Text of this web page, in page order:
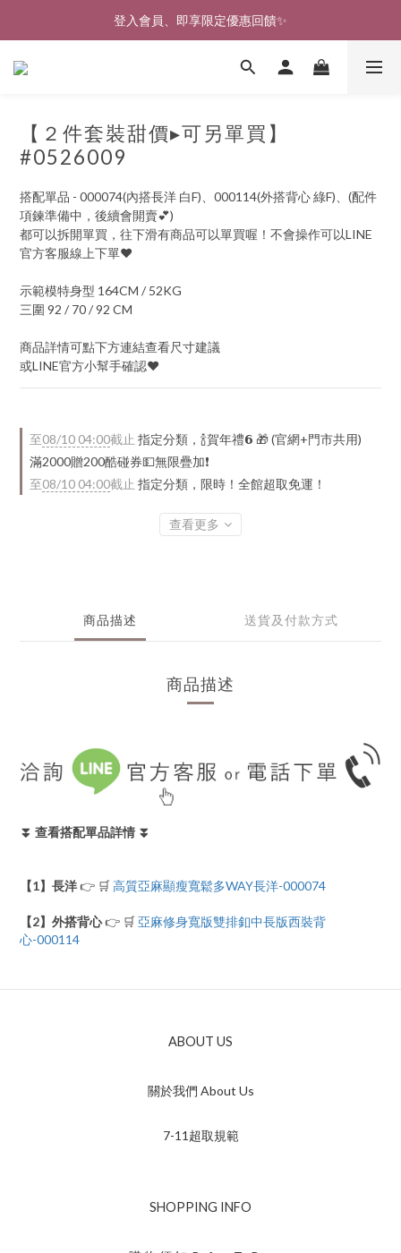
🎉新北淡水實體門市🤗歡迎蒞臨試穿🎉
登入會員、即享限定優惠回饋✨
🎉新北淡水實體門市🤗歡迎蒞臨試穿🎉
【２件套裝甜價▸可另單買】
#0526009
搭配單品 - 000074(內搭長洋 白F)、000114(外搭背心 綠F)、(配件
項鍊準備中，後續會開賣💕)
都可以拆開單買，往下滑有商品可以單買喔！不會操作可以LINE
官方客服線上下單♥
示範模特身型 164CM / 52KG
三圍 92 / 70 / 92 CM
商品詳情可點下方連結查看尺寸建議
或LINE官方小幫手確認♥
至08/10 04:00截止 指定分類，🍾賀年禮️𝟲 🎁 (官網+門市共用)
滿2000贈200酷碰券💵無限疊加❗
至08/10 04:00截止 指定分類，限時！全館超取免運！
查看更多
商品描述 送貨及付款方式
商品描述
⏬ 查看搭配單品詳情 ⏬
【1】長洋👉 🛒 高質亞麻顯瘦寬鬆多WAY長洋-000074
【2】外搭背心👉 🛒 亞麻修身寬版雙排釦中長版西裝背
心-000114
ABOUT US
關於我們 About Us
7-11超取規範
SHOPPING INFO